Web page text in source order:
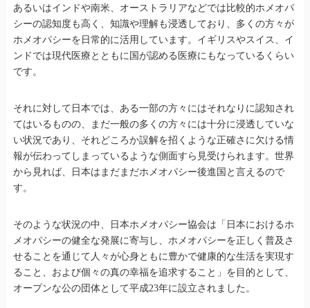
あるいはインドや南米、オーストラリアなどでは比較的ホメオパ
シーの認知度も高く、知識や理解も浸透しており、多くの方々が
ホメオパシーを日常的に活用しています。イギリスやスイス、イ
ンドでは現代医療とともに国が認める医療にもなっているくらい
です。
それに対して日本では、ある一部の方々にはそれなりに認知され
てはいるものの、まだ一般の多くの方々には十分に浸透していな
い状況であり、それどころか誤解を招くような正確さに欠ける情
報が伝わってしまっているような側面すら見受けられます。世界
から見れば、日本はまだまだホメオパシー後進国と言えるので
す。
そのような状況の中、日本ホメオパシー協会は「日本におけるホ
メオパシーの健全な発展に寄与し、ホメオパシーを正しく普及さ
せることを通じて人々が心身ともに豊かで健康的な生活を実現す
ること、および個々の真の幸福を追求すること」を目的として、
オープンな公の団体として平成23年に設立されました。